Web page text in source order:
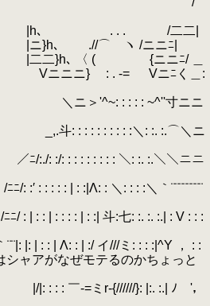
. /二二|
ヽ /ニニﾆ|
( {ニニﾆ/ ＿
. -= Vニﾆく＿:
: : : : ~^''寸ニニ
: : : :＼: :. :.⌒＼ニ
: : : : ＼: :. :.＼＼ニニ
: ＼: : : :＼｀¨¨¨¨¨¨¨¨
: :| 斗:七: :. :. :.| : V : : :
| :/ イ///ミ: : : :|^Y ， : :
アがなぜモテるのかちょっと
r-{//////}: |:. :.| ﾉ '，